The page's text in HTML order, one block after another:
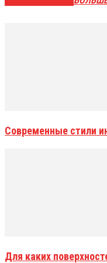
Современные стили
Для каких